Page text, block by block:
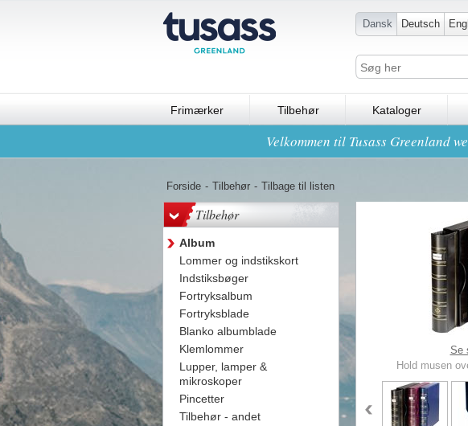
Dansk Deutsch
Frimærker Tilbehør Kataloger
Velkommen til Tusass Greenland
Forside - Tilbehør - Tilbage til listen
Tilbehør
Album
Lommer og indstikskort
Indstiksbøger
Fortryksalbum
Fortryksblade
Blanko albumblade
Klemlommer
Lupper, lamper &
mikroskoper
Pincetter
Tilbehør - andet
Se
Hold musen